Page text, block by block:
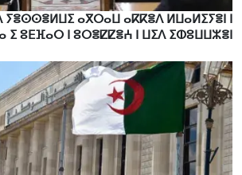
ⵢⴻⵙⵙⴻⵍⵡⵉ ⴰⴳⵔⴰⵡ ⴰⴽⴽⴻⴷ ⵍⵡⴰⵍⵉⵢⴻⵏ ⵏ
ⵉ ⵓⴹⴼⴰⵔ ⵏ ⵓⵔⴻⵇⵇⴻⵄ ⵏ ⵡⵉⴷ ⵉⵀⵓⵡⵡⵣⴻⵏ